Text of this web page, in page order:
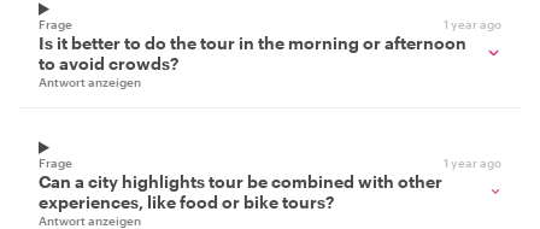
Frage 1 year ago
Is it better to do the tour in the morning or afternoon
to avoid crowds?
Antwort anzeigen
Frage 1 year ago
Can a city highlights tour be combined with other
experiences, like food or bike tours?
Antwort anzeigen